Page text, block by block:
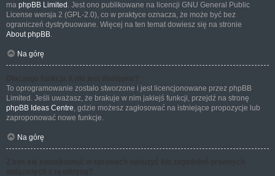
ma phpBB Limited . Jest ono publikowane na licencji GNU General Public
License wersja 2 (GPL-2.0), co w praktyce oznacza, że może być bez
ograniczeń dystrybuowane. Więcej na ten temat dowiesz się na stronie
About phpBB.
Na górę
To oprogramowanie zostało stworzone i jest licencjonowane przez phpBB
Limited. Jeśli uważasz, że brakuje w nim jakiejś funkcji, przejdź na stronę
phpBB Ideas Centre, gdzie możesz zagłosować na istniejące propozycje lub
zaproponować nowe funkcje.
Na górę